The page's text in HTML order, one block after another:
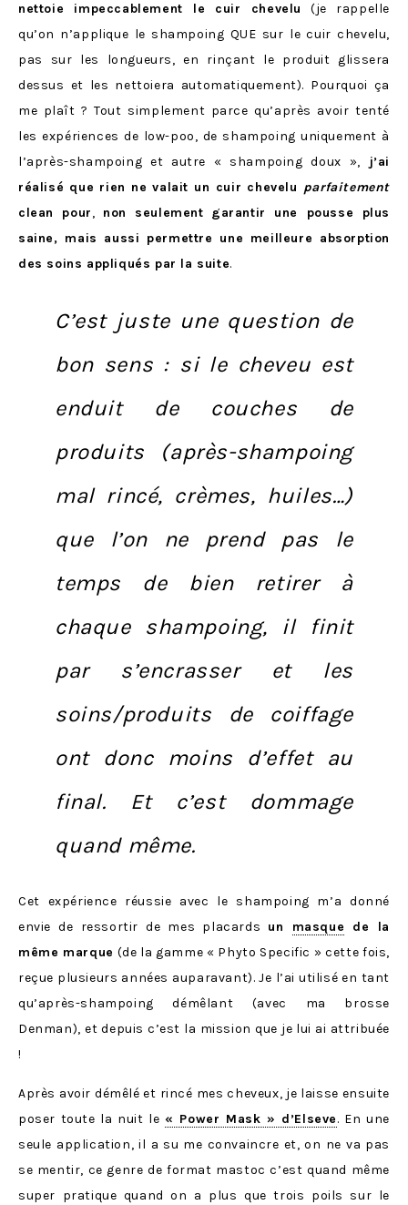
nettoie impeccablement le cuir chevelu
(je rappelle
qu’on n’applique le shampoing QUE sur le cuir chevelu,
pas sur les longueurs, en rinçant le produit glissera
dessus et les nettoiera automatiquement). Pourquoi ça
me plaît ? Tout simplement parce qu’après avoir tenté
les expériences de low-poo, de shampoing uniquement à
l’après-shampoing et autre « shampoing doux »,
j’ai
réalisé que rien ne valait un cuir chevelu parfaitement
clean pour, non seulement garantir une pousse plus
saine, mais aussi permettre une meilleure absorption
des soins appliqués par la suite.
C’est juste une question de
bon sens : si le cheveu est
enduit de couches de
produits (après-shampoing
mal rincé, crèmes, huiles…)
que l’on ne prend pas le
temps de bien retirer à
chaque shampoing, il finit
par s’encrasser et les
soins/produits de coiffage
ont donc moins d’effet au
final. Et c’est dommage
quand même.
Cet expérience réussie avec le shampoing m’a donné
envie de ressortir de mes placards un masque de la
même marque (de la gamme « Phyto Specific » cette fois,
reçue plusieurs années auparavant). Je l’ai utilisé en tant
qu’après-shampoing démêlant (avec ma brosse
Denman), et depuis c’est la mission que je lui ai attribuée
!
Après avoir démêlé et rincé mes cheveux, je laisse ensuite
poser toute la nuit le« Power Mask » d’Elseve. En une
seule application, il a su me convaincre et, on ne va pas
se mentir, ce genre de format mastoc c’est quand même
super pratique quand on a plus que trois poils sur le